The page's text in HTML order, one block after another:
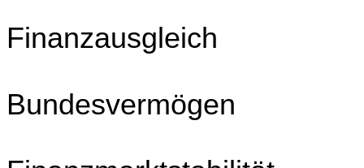
Finanzausgleich
Bundesvermögen